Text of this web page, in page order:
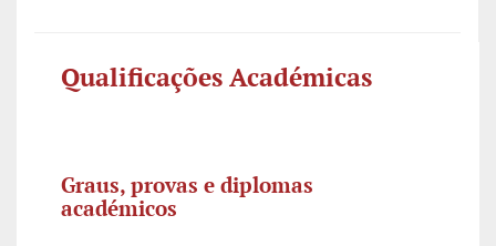
Qualificações Académicas
Graus, provas e diplomas
académicos